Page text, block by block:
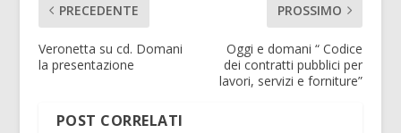
PRECEDENTE
Veronetta su cd. Domani
la presentazione
PROSSIMO
Oggi e domani “ Codice
dei contratti pubblici per
lavori, servizi e forniture”
POST CORRELATI